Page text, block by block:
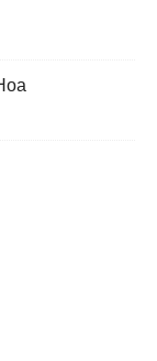
hoa